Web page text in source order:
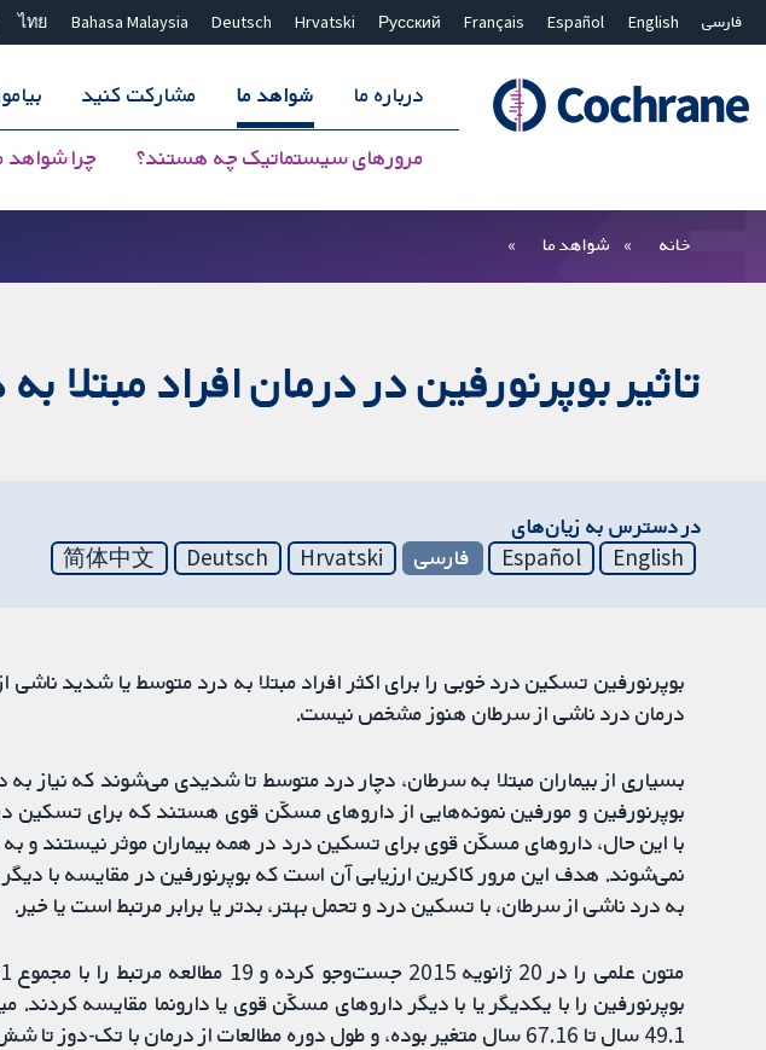
فارسی English
Español
Français
Русский
Hrvatski
Deutsch
Bahasa Malaysia
ไทย
درباره ما شواهد ما
مرورهای سیستماتیک چه هستند؟ چرا شواهد
مشارکت کنید
بستن جستجو ✖
خانه شواهد ما
تاثیر بوپرنورفین در درمان افراد مبتلا
در دسترس به زیان‌های
English
Español فارسی Hrvatski
Deutsch
简体中文
بوپرنورفین تسکین درد خوبی را برای اکثر افراد مبتلا به درد متوسط یا شدید ناشی
درمان درد ناشی از سرطان هنوز مشخص نیست.
بسیاری از بیماران مبتلا به سرطان، دچار درد متوسط تا شدیدی می‌شوند که نیاز
بوپرنورفین و مورفین نمونه‌هایی از داروهای مسکّن قوی هستند که برای تسکین
با این حال، داروهای مسکّن قوی برای تسکین درد در همه بیماران موثر نیستند و
نمی‌شوند. هدف این مرور کاکرین ارزیابی آن است که بوپرنورفین در مقایسه با دیگر
به درد ناشی از سرطان، با تسکین درد و تحمل بهتر، بدتر یا برابر مرتبط است یا خیر.
بوپرنورفین را با یکدیگر یا با دیگر داروهای مسکّن قوی یا دارونما مقایسه کردند.
49.1 سال تا 67.16 سال متغیر بوده، و طول دوره مطالعات از درمان با تک-دوز تا شش ماه متغیر بود.